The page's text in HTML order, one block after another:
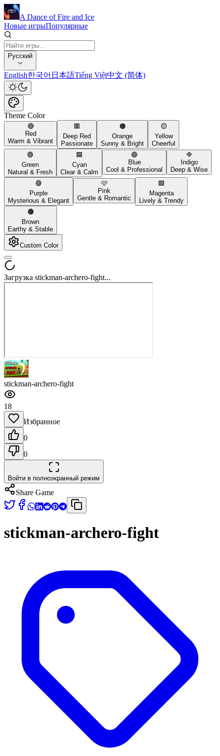
A Dance of Fire and Ice
Новые игрыПопулярные
Русский
English한국어 日本語Tiếng Việt中文 (简体)
Theme Color
🔴
Red
Warm & Vibrant
🟥
Deep Red
Passionate
🟠
Orange
Sunny & Bright
🟡
Yellow
Cheerful
🟢
Green
Natural & Fresh
🟦
Cyan
Clear & Calm
🔵
Blue
Cool & Professional
🔷
Indigo
Deep & Wise
🟣
Purple
Mysterious & Elegant
🩷
Pink
Gentle & Romantic
🟪
Magenta
Lively & Trendy
🟤
Brown
Earthy & Stable
Custom Color
Загрузка stickman-archero-fight...
stickman-archero-fight
18
Избранное
0
0
Войти в полноэкранный режим
Share Game
stickman-archero-fight